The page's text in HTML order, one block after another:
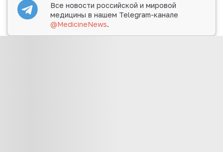
Все новости российской и мировой
медицины в нашем Telegram-канале
@MedicineNews.